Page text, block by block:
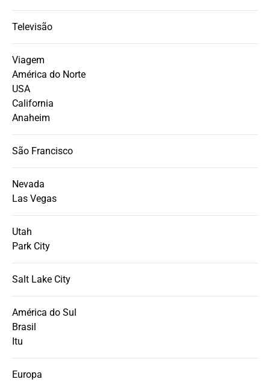
Televisão
Viagem
América do Norte
USA
California
Anaheim
São Francisco
Nevada
Las Vegas
Utah
Park City
Salt Lake City
América do Sul
Brasil
Itu
Europa